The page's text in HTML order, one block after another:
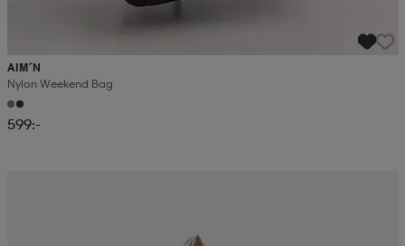
AIM´N
Nylon Weekend Bag
599:-